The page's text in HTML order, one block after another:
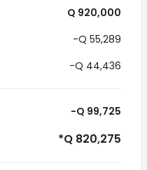
Q 920,000
-Q 55,289
-Q 44,436
-Q 99,725
*Q 820,275